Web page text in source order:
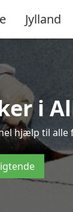
Jylland
i
hjælp til